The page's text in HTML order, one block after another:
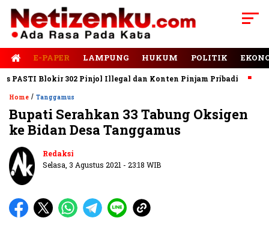
E-PAPER LAMPUNG HUKUM POLITIK
Blokir 302 Pinjol Illegal dan Konten Pinjam Pribadi
Home / Tanggamus
Bupati Serahkan 33 Tabung Oksigen
ke Bidan Desa Tanggamus
Redaksi
Selasa, 3 Agustus 2021 - 23:18 WIB
Baca Juga DPRD Tanggamus Setujui
LKPj Bupati 2025, Rekomendasikan
Perbaikan Kinerja Pemerintahan